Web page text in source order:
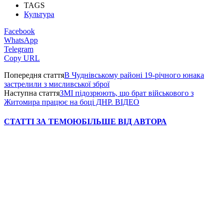
TAGS
Культура
Facebook
WhatsApp
Telegram
Copy URL
Попередня статтяВ Чуднівському районі 19-річного юнака
застрелили з мисливської зброї
Наступна статтяЗМІ підозрюють, що брат військового з
Житомира працює на боці ДНР. ВІДЕО
СТАТТІ ЗА ТЕМОЮБІЛЬШЕ ВІД АВТОРА